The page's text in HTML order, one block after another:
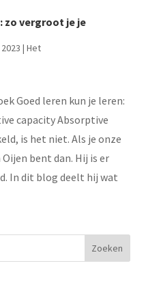
zo vergroot je je
| Het
Goed leren kun je leren:
capacity Absorptive
is het niet. Als je onze
bent dan. Hij is er
In dit blog deelt hij wat